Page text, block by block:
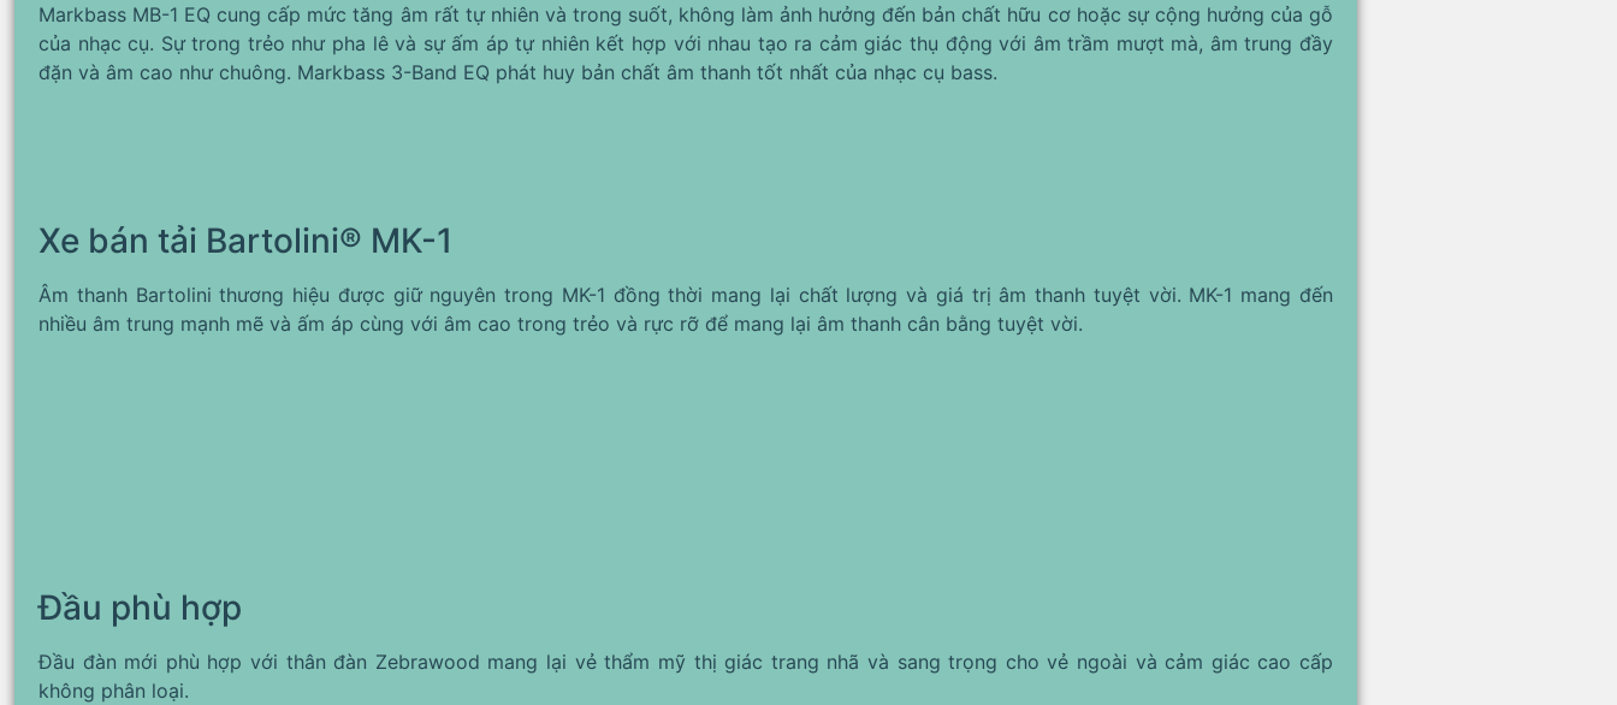
Markbass MB-1 EQ cung cấp mức tăng âm rất tự nhiên và trong suốt, không làm ảnh hưởng đến bản chất hữu cơ hoặc sự cộng hưởng của gỗ
của nhạc cụ. Sự trong trẻo như pha lê và sự ấm áp tự nhiên kết hợp với nhau tạo ra cảm giác thụ động với âm trầm mượt mà, âm trung đầy
đặn và âm cao như chuông. Markbass 3-Band EQ phát huy bản chất âm thanh tốt nhất của nhạc cụ bass.
Xe bán tải Bartolini® MK-1
Âm thanh Bartolini thương hiệu được giữ nguyên trong MK-1 đồng thời mang lại chất lượng và giá trị âm thanh tuyệt vời. MK-1 mang đến
nhiều âm trung mạnh mẽ và ấm áp cùng với âm cao trong trẻo và rực rỡ để mang lại âm thanh cân bằng tuyệt vời.
Đầu phù hợp
Đầu đàn mới phù hợp với thân đàn Zebrawood mang lại vẻ thẩm mỹ thị giác trang nhã và sang trọng cho vẻ ngoài và cảm giác cao cấp
không phân loại.